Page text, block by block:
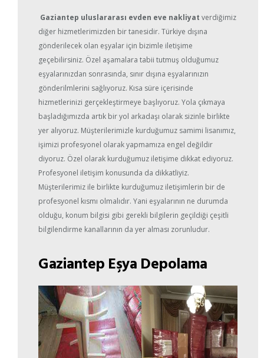
Gaziantep uluslararası evden eve nakliyat verdiğimiz
diğer hizmetlerimizden bir tanesidir. Türkiye dışına
gönderilecek olan eşyalar için bizimle iletişime
geçebilirsiniz. Özel aşamalara tabii tutmuş olduğumuz
eşyalarınızdan sonrasında, sınır dışına eşyalarınızın
gönderilmlerini sağlıyoruz. Kısa süre içerisinde
hizmetlerinizi gerçekleştirmeye başlıyoruz. Yola çıkmaya
başladığımızda artık bir yol arkadaşı olarak sizinle birlikte
yer alıyoruz. Müşterilerimizle kurduğumuz samimi lisanımız,
işimizi profesyonel olarak yapmamıza engel değildir
diyoruz. Özel olarak kurduğumuz iletişime dikkat ediyoruz.
Profesyonel iletişim konusunda da dikkatliyiz.
Müşterilerimiz ile birlikte kurduğumuz iletişimlerin bir de
profesyonel kısmı olmalıdır. Yani eşyalarının ne durumda
olduğu, konum bilgisi gibi gerekli bilgilerin geçildiği çeşitli
bilgilendirme kanallarının da yer alması zorunludur.
Gaziantep Eşya Depolama